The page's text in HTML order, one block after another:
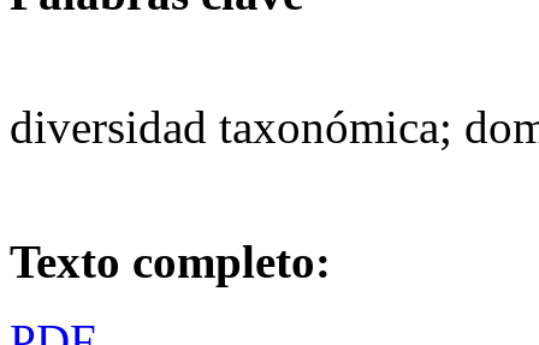
diversidad taxonómica;
Texto completo: